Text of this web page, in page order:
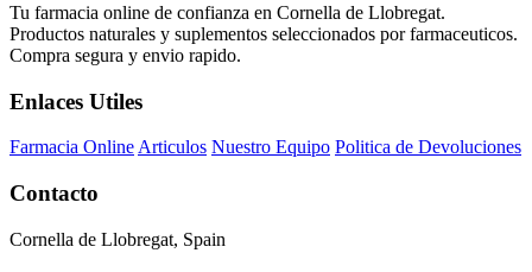
Tu farmacia online de confianza en Cornella de Llobregat.
Productos naturales y suplementos seleccionados por farmaceuticos.
Compra segura y envio rapido.
Enlaces Utiles
Farmacia Online Articulos Nuestro Equipo Politica de Devoluciones
Contacto
Cornella de Llobregat, Spain